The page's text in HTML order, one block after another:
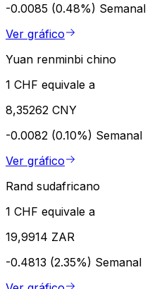
-0.0085 (0.48%) Semanal
Ver gráfico
Yuan renminbi chino
1 CHF equivale a
8,35262 CNY
-0.0082 (0.10%) Semanal
Ver gráfico
Rand sudafricano
1 CHF equivale a
19,9914 ZAR
-0.4813 (2.35%) Semanal